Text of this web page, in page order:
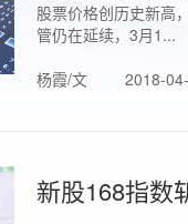
股票价格创历史新高
管仍在延续，3月1...
杨霞/文
2018-
新股168指数